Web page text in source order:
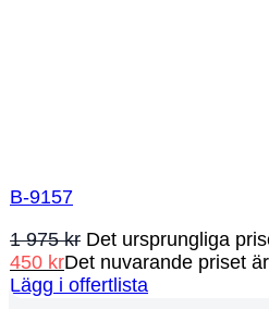
B-9157
1 975kr Det ursprungliga
450 krDet nuvarande priset
Lägg i offertlista